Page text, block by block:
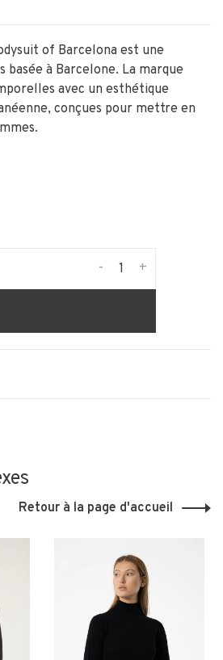
of Barcelona est une
basée à Barcelone. La marque
avec un esthétique
conçues pour mettre en
+
-
Retour à la page d'accueil